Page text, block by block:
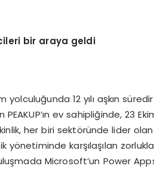
bir araya geldi
yolculuğunda 12 yılı aşkın
ev sahipliğinde, 23
her biri sektöründe lider
yönetiminde karşılaşılan
Microsoft’un Power